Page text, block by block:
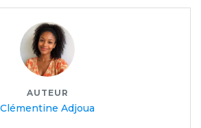
AUTEUR
Clémentine Adjoua